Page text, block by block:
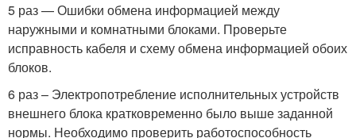
5 раз — Ошибки обмена информацией между
наружными и комнатными блоками. Проверьте
исправность кабеля и схему обмена информацией обоих
блоков.
6 раз – Электропотребление исполнительных устройств
внешнего блока кратковременно было выше заданной
нормы. Необходимо проверить работоспособность